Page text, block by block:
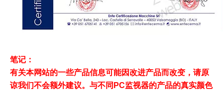
笔记：
有关本网站的一些产品信息可能因改进产品而改变，请原
谅我们不会额外建议。与不同PC监视器的产品的真实颜色